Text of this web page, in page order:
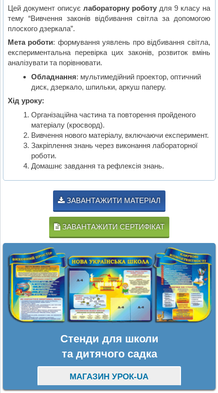
Цей документ описуєлабораторну роботу для 9 класу на
тему “Вивчення законів відбивання світла за допомогою
плоского дзеркала”.
Мета роботи: формування уявлень про відбивання світла,
експериментальна перевірка цих законів, розвиток вмінь
аналізувати та порівнювати.
Обладнання: мультимедійний проектор, оптичний
диск, дзеркало, шпильки, аркуш паперу.
Хід уроку:
Організаційна частина та повторення пройденого
матеріалу (кросворд).
Вивчення нового матеріалу, включаючи експеримент.
Закріплення знань через виконання лабораторної
роботи.
Домашнє завдання та рефлексія знань.
ЗАВАНТАЖИТИ МАТЕРІАЛ
ЗАВАНТАЖИТИ СЕРТИФІКАТ
Стенди для школи
та дитячого садка
МАГАЗИН УРОК-UA